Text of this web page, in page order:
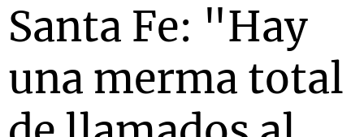
Santa Fe: "Hay
una merma total